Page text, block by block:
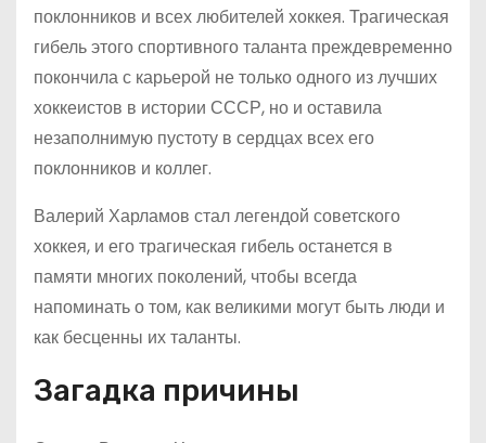
поклонников и всех любителей хоккея. Трагическая
гибель этого спортивного таланта преждевременно
покончила с карьерой не только одного из лучших
хоккеистов в истории СССР, но и оставила
незаполнимую пустоту в сердцах всех его
поклонников и коллег.
Валерий Харламов стал легендой советского
хоккея, и его трагическая гибель останется в
памяти многих поколений, чтобы всегда
напоминать о том, как великими могут быть люди и
как бесценны их таланты.
Загадка причины